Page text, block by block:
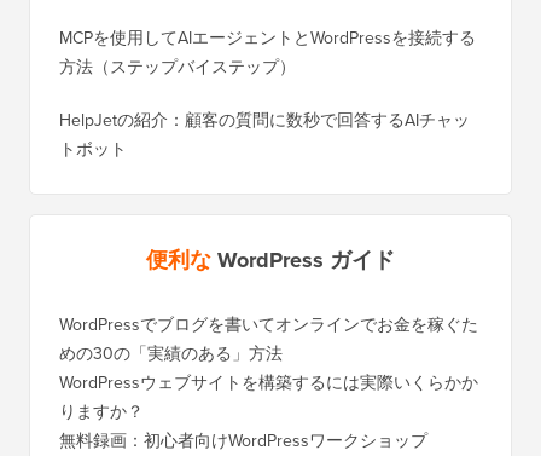
MCPを使用してAIエージェントとWordPressを接続する
方法（ステップバイステップ）
HelpJetの紹介：顧客の質問に数秒で回答するAIチャッ
トボット
便利なWordPress ガイド
WordPressでブログを書いてオンラインでお金を稼ぐた
めの30の「実績のある」方法
WordPressウェブサイトを構築するには実際いくらかか
りますか？
無料録画：初心者向けWordPressワークショップ